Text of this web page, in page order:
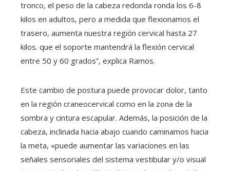
tronco, el peso de la cabeza redonda ronda los 6-8
kilos en adultos, pero a medida que flexionamos el
trasero, aumenta nuestra región cervical hasta 27
kilos. que el soporte mantendrá la flexión cervical
entre 50 y 60 grados”, explica Ramos.
Este cambio de postura puede provocar dolor, tanto
en la región craneocervical como en la zona de la
sombra y cintura escapular. Además, la posición de la
cabeza, inclinada hacia abajo cuando caminamos hacia
la meta, «puede aumentar las variaciones en las
señales sensoriales del sistema vestibular y/o visual